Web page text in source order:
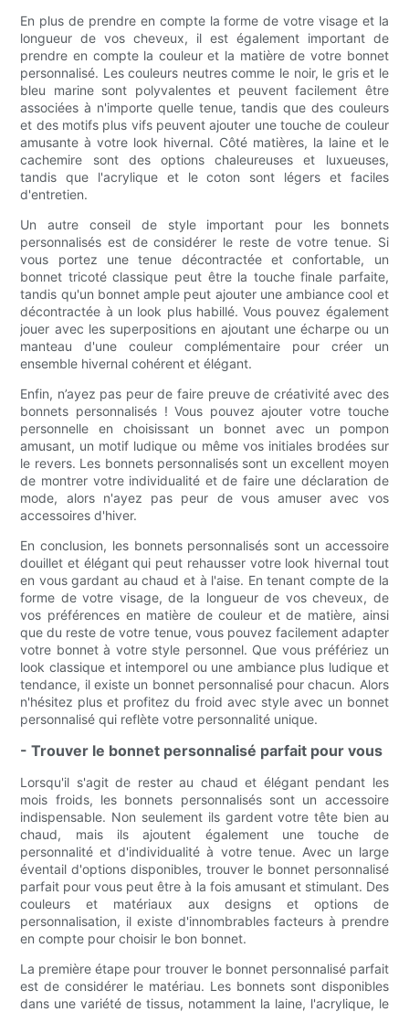
En plus de prendre en compte la forme de votre visage et la
longueur de vos cheveux, il est également important de
prendre en compte la couleur et la matière de votre bonnet
personnalisé. Les couleurs neutres comme le noir, le gris et le
bleu marine sont polyvalentes et peuvent facilement être
associées à n'importe quelle tenue, tandis que des couleurs
et des motifs plus vifs peuvent ajouter une touche de couleur
amusante à votre look hivernal. Côté matières, la laine et le
cachemire sont des options chaleureuses et luxueuses,
tandis que l'acrylique et le coton sont légers et faciles
d'entretien.
Un autre conseil de style important pour les bonnets
personnalisés est de considérer le reste de votre tenue. Si
vous portez une tenue décontractée et confortable, un
bonnet tricoté classique peut être la touche finale parfaite,
tandis qu'un bonnet ample peut ajouter une ambiance cool et
décontractée à un look plus habillé. Vous pouvez également
jouer avec les superpositions en ajoutant une écharpe ou un
manteau d'une couleur complémentaire pour créer un
ensemble hivernal cohérent et élégant.
Enfin, n’ayez pas peur de faire preuve de créativité avec des
bonnets personnalisés ! Vous pouvez ajouter votre touche
personnelle en choisissant un bonnet avec un pompon
amusant, un motif ludique ou même vos initiales brodées sur
le revers. Les bonnets personnalisés sont un excellent moyen
de montrer votre individualité et de faire une déclaration de
mode, alors n'ayez pas peur de vous amuser avec vos
accessoires d'hiver.
En conclusion, les bonnets personnalisés sont un accessoire
douillet et élégant qui peut rehausser votre look hivernal tout
en vous gardant au chaud et à l'aise. En tenant compte de la
forme de votre visage, de la longueur de vos cheveux, de
vos préférences en matière de couleur et de matière, ainsi
que du reste de votre tenue, vous pouvez facilement adapter
votre bonnet à votre style personnel. Que vous préfériez un
look classique et intemporel ou une ambiance plus ludique et
tendance, il existe un bonnet personnalisé pour chacun. Alors
n'hésitez plus et profitez du froid avec style avec un bonnet
personnalisé qui reflète votre personnalité unique.
- Trouver le bonnet personnalisé parfait pour vous
Lorsqu'il s'agit de rester au chaud et élégant pendant les
mois froids, les bonnets personnalisés sont un accessoire
indispensable. Non seulement ils gardent votre tête bien au
chaud, mais ils ajoutent également une touche de
personnalité et d'individualité à votre tenue. Avec un large
éventail d'options disponibles, trouver le bonnet personnalisé
parfait pour vous peut être à la fois amusant et stimulant. Des
couleurs et matériaux aux designs et options de
personnalisation, il existe d'innombrables facteurs à prendre
en compte pour choisir le bon bonnet.
La première étape pour trouver le bonnet personnalisé parfait
est de considérer le matériau. Les bonnets sont disponibles
dans une variété de tissus, notamment la laine, l'acrylique, le